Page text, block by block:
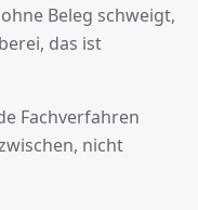
Beleg schweigt,
das ist
Fachverfahren
nicht